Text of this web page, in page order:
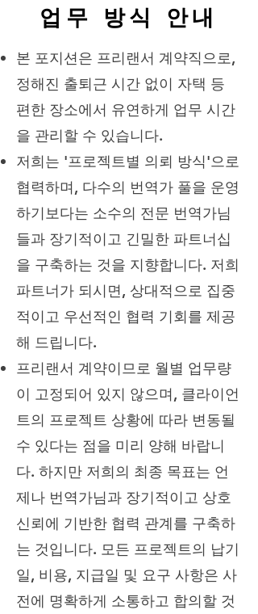
업무 방식 안내
본 포지션은 프리랜서 계약직으로,
정해진 출퇴근 시간 없이 자택 등
편한 장소에서 유연하게 업무 시간
을 관리할 수 있습니다.
저희는 '프로젝트별 의뢰 방식'으로
협력하며, 다수의 번역가 풀을 운영
하기보다는 소수의 전문 번역가님
들과 장기적이고 긴밀한 파트너십
을 구축하는 것을 지향합니다. 저희
파트너가 되시면, 상대적으로 집중
적이고 우선적인 협력 기회를 제공
해 드립니다.
프리랜서 계약이므로 월별 업무량
이 고정되어 있지 않으며, 클라이언
트의 프로젝트 상황에 따라 변동될
수 있다는 점을 미리 양해 바랍니
다. 하지만 저희의 최종 목표는 언
제나 번역가님과 장기적이고 상호
신뢰에 기반한 협력 관계를 구축하
는 것입니다. 모든 프로젝트의 납기
일, 비용, 지급일 및 요구 사항은 사
전에 명확하게 소통하고 합의할 것